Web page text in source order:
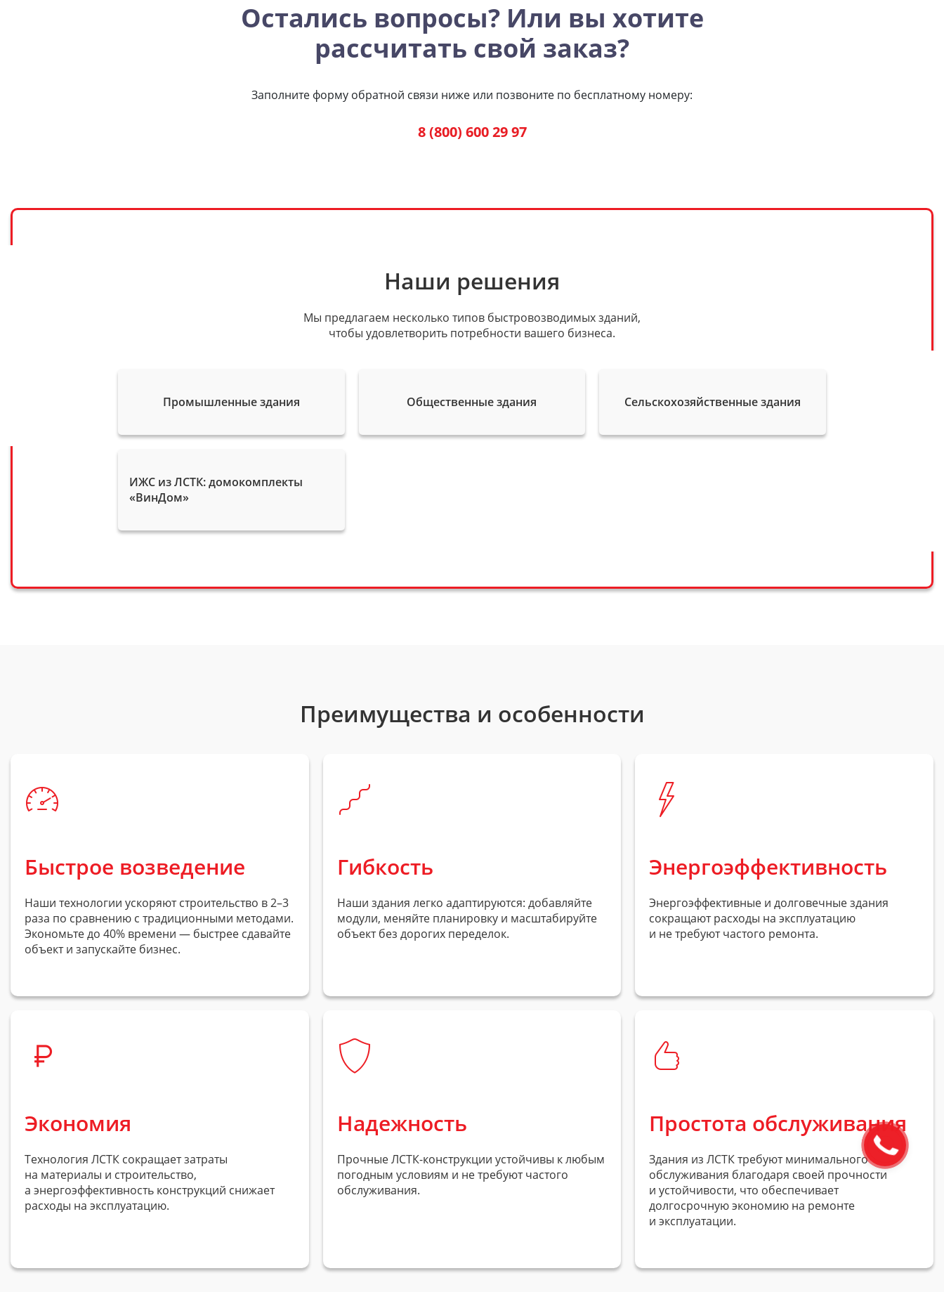
Остались вопросы? Или вы хотите
рассчитать свой заказ?
Заполните форму обратной связи ниже или позвоните по бесплатному номеру:
8 (800) 600 29 97
Наши решения
Мы предлагаем несколько типов быстровозводимых зданий,
чтобы удовлетворить потребности вашего бизнеса.
Промышленные здания Общественные здания Сельскохозяйственные здания
ИЖС из ЛСТК: домокомплекты
«ВинДом»
Преимущества и особенности
Быстрое возведение
Наши технологии ускоряют строительство в 2–3
раза по сравнению с традиционными методами.
Экономьте до 40% времени — быстрее сдавайте
объект и запускайте бизнес.
Гибкость
Наши здания легко адаптируются: добавляйте
модули, меняйте планировку и масштабируйте
объект без дорогих переделок.
Энергоэффективность
Энергоэффективные и долговечные здания
сокращают расходы на эксплуатацию
и не требуют частого ремонта.
Экономия
Технология ЛСТК сокращает затраты
на материалы и строительство,
а энергоэффективность конструкций снижает
расходы на эксплуатацию.
Надежность
ПрочныеЛСТК-конструкции устойчивы к любым
погодным условиям и не требуют частого
обслуживания.
Простота обслуживания
Здания из ЛСТК требуют минимального
обслуживания благодаря своей прочности
и устойчивости, что обеспечивает
долгосрочную экономию на ремонте
и эксплуатации.